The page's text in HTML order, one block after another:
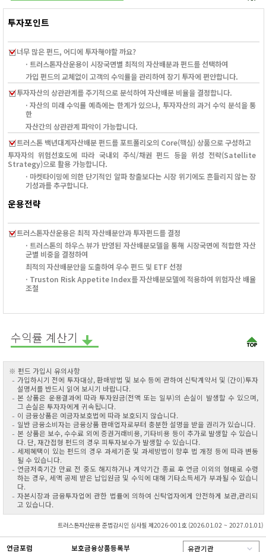
투자포인트
너무 많은 펀드, 어디에 투자해야할 까요?
· 트러스톤자산운용이 시장국면별 최적의 자산배분과 펀드를 선택하여
가입 펀드의 교체없이 고객의 수익률을 관리하여 장기 투자에 편안합니다.
투자자산의 상관관계를 주기적으로 분석하여 자산배분 비율을 결정합니다.
· 자산의 미래 수익률 예측에는 한계가 있으나, 투자자산의 과거 수익 분석을 통
한
자산간의 상관관계 파악이 가능합니다.
트러스톤 백년대계자산배분 펀드를 포트폴리오의 Core(핵심) 상품으로 구성하고
투자자의 위험선호도에 따라 국내외 주식/채권 펀드 등을 위성 전략(Satellite
Strategy)으로 활용 가능합니다.
· 마켓타이밍에 의한 단기적인 알파 창출보다는 시장 위기에도 흔들리지 않는 장
기성과를 추구합니다.
운용전략
트러스톤자산운용은 최적 자산배분안과 투자펀드를 결정
· 트러스톤의 하우스 뷰가 반영된 자산배분모델을 통해 시장국면에 적합한 자산
군별 비중을 결정하여
최적의 자산배분안을 도출하여 우수 펀드 및 ETF 선정
· Truston Risk Appetite Index를 자산배분모델에 적용하여 위험자산 배율
조절
수익률 계산기
※ 펀드 가입시 유의사항
가입하시기 전에 투자대상, 환매방법 및 보수 등에 관하여 신탁계약서 및 (간이)투자
설명서를 반드시 읽어 보시기 바랍니다.
본 상품은 운용결과에 따라 투자원금(전액 또는 일부)의 손실이 발생할 수 있으며,
그 손실은 투자자에게 귀속됩니다.
이 금융상품은 예금자보호법에 따라 보호되지 않습니다.
일반 금융소비자는 금융상품 판매업자로부터 충분한 설명을 받을 권리가 있습니다.
본 상품은 보수, 수수료 외에 증권거래비용, 기타비용 등이 추가로 발생할 수 있습니
다. 단, 재간접형 펀드의 경우 피투자보수가 발생할 수 있습니다.
세제혜택이 있는 펀드의 경우 과세기준 및 과세방법이 향후 법 개정 등에 따라 변동
될 수 있습니다.
연금저축기간 만료 전 중도 해지하거나 계약기간 종료 후 연금 이외의 형태로 수령
하는 경우, 세액 공제 받은 납입원금 및 수익에 대해 기타소득세가 부과될 수 있습니
다.
자본시장과 금융투자업에 관한 법률에 의하여 신탁업자에게 안전하게 보관,관리되
고 있습니다.
트러스톤자산운용 준법감시인 심사필 제2026-001호 (2026.01.02 ~ 2027.01.01)
연금포럼 보호금융상품등록부 유관기관